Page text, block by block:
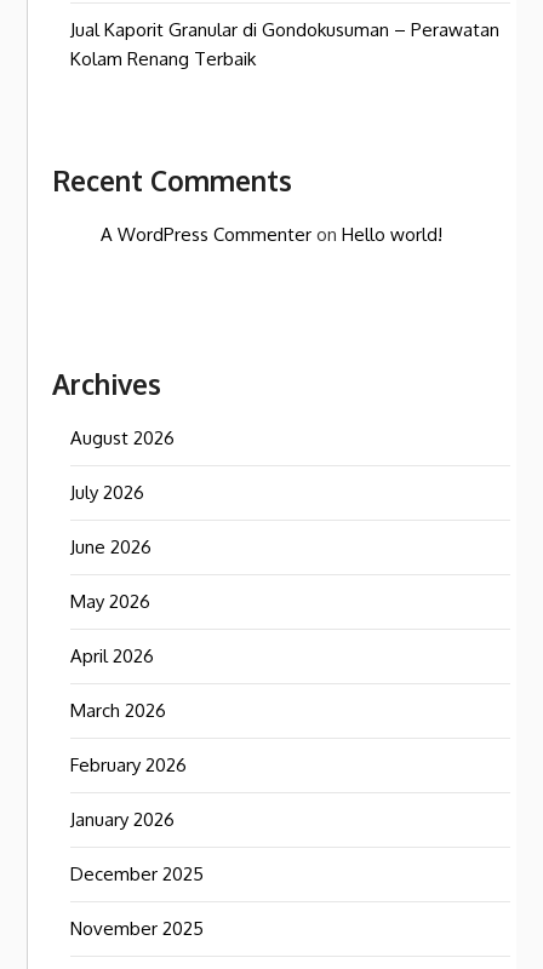
Jual Kaporit Granular di Gondokusuman – Perawatan
Kolam Renang Terbaik
Recent Comments
A WordPress Commenter onHello world!
Archives
August 2026
July 2026
June 2026
May 2026
April 2026
March 2026
February 2026
January 2026
December 2025
November 2025